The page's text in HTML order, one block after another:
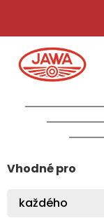
Vhodné pro
každého